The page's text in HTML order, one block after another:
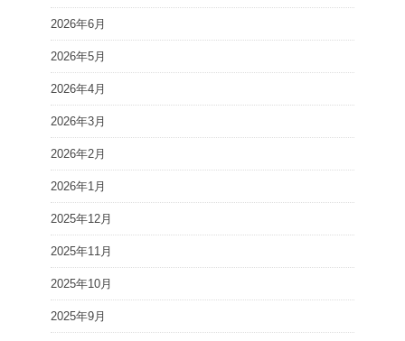
2026年6月
2026年5月
2026年4月
2026年3月
2026年2月
2026年1月
2025年12月
2025年11月
2025年10月
2025年9月